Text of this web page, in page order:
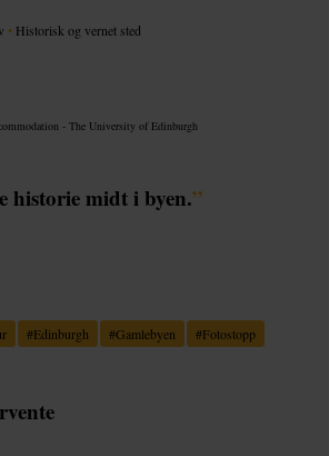
• Historisk og vernet sted
- The University of Edinburgh
historie midt i byen.”
#Edinburgh #Gamlebyen #Fotostopp